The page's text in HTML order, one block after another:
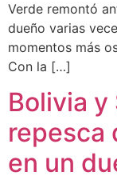
Verde remontó
dueño varias
momentos más
Con la […]
Bolivia y
repesca
en un